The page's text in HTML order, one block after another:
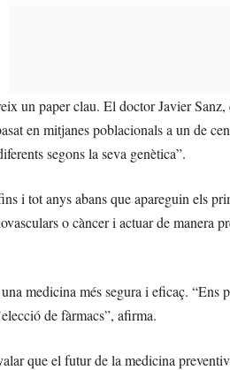
un paper clau. El doctor Javier
en mitjanes poblacionals a un de
segons la seva genètica”.
i tot anys abans que apareguin els
o càncer i actuar de manera
medicina més segura i eficaç. “Ens
de fàrmacs”, afirma.
que el futur de la medicina